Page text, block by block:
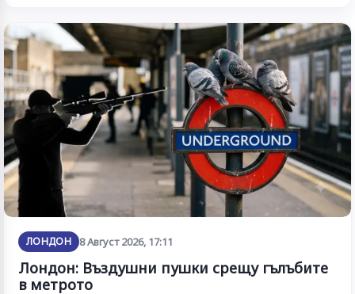
ЛОНДОН 8 Август 2026, 17:11
Лондон: Въздушни пушки срещу гълъбите
в метрото